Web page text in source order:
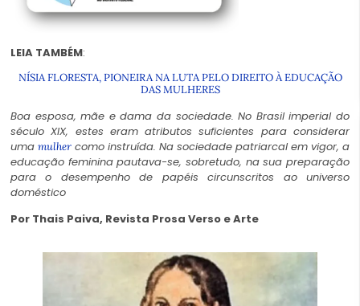
LEIA TAMBÉM:
NÍSIA FLORESTA, PIONEIRA NA LUTA PELO DIREITO À EDUCAÇÃO
DAS MULHERES
Boa esposa, mãe e dama da sociedade. No Brasil imperial do
século XIX, estes eram atributos suficientes para considerar
uma mulher como instruída. Na sociedade patriarcal em vigor, a
educação feminina pautava-se, sobretudo, na sua preparação
para o desempenho de papéis circunscritos ao universo
doméstico
Por Thais Paiva, Revista Prosa Verso e Arte